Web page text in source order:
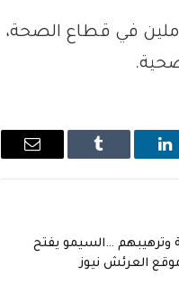
في قطاع الصحة،
لينكدإن Tumblr
البريد
…السيمو يفتح
موقع العرئش نيوز